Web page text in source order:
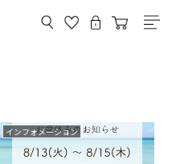
インフォメーション